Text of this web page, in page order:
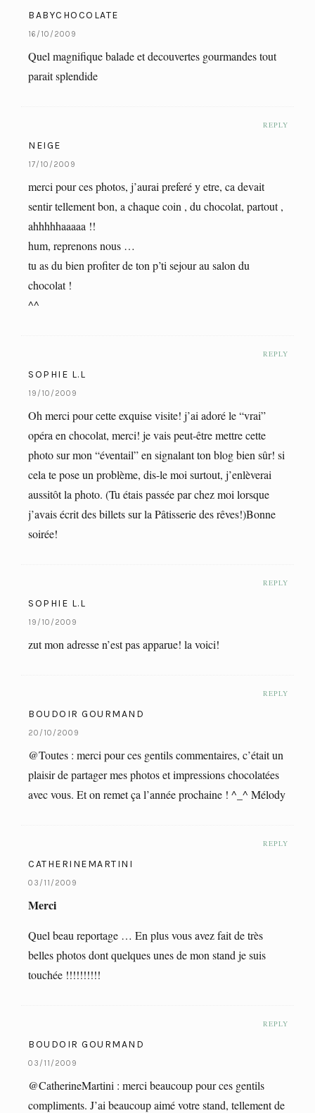
BABYCHOCOLATE
16/10/2009
Quel magnifique balade et decouvertes gourmandes tout
parait splendide
REPLY
NEIGE
17/10/2009
merci pour ces photos, j’aurai preferé y etre, ca devait
sentir tellement bon, a chaque coin , du chocolat, partout ,
ahhhhhaaaaa !!
hum, reprenons nous …
tu as du bien profiter de ton p’ti sejour au salon du
chocolat !
^^
REPLY
SOPHIE L.L
19/10/2009
Oh merci pour cette exquise visite! j’ai adoré le “vrai”
opéra en chocolat, merci! je vais peut-être mettre cette
photo sur mon “éventail” en signalant ton blog bien sûr! si
cela te pose un problème, dis-le moi surtout, j’enlèverai
aussitôt la photo. (Tu étais passée par chez moi lorsque
j’avais écrit des billets sur la Pâtisserie des rêves!)Bonne
soirée!
REPLY
SOPHIE L.L
19/10/2009
zut mon adresse n’est pas apparue! la voici!
REPLY
BOUDOIR GOURMAND
20/10/2009
@Toutes : merci pour ces gentils commentaires, c’était un
plaisir de partager mes photos et impressions chocolatées
avec vous. Et on remet ça l’année prochaine ! ^_^ Mélody
REPLY
CATHERINEMARTINI
03/11/2009
Merci
Quel beau reportage … En plus vous avez fait de très
belles photos dont quelques unes de mon stand je suis
touchée !!!!!!!!!!
REPLY
BOUDOIR GOURMAND
03/11/2009
@CatherineMartini : merci beaucoup pour ces gentils
compliments. J’ai beaucoup aimé votre stand, tellement de